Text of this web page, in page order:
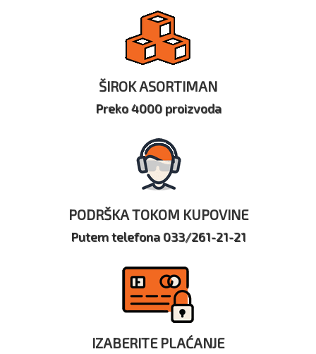
ŠIROK ASORTIMAN
Preko 4000 proizvoda
PODRŠKA TOKOM KUPOVINE
Putem telefona 033/261-21-21
IZABERITE PLAĆANJE